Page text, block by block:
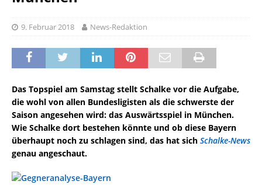
9. Februar 2018 News-Redaktion
Das Topspiel am Samstag stellt Schalke vor die Aufgabe,
die wohl von allen Bundesligisten als die schwerste der
Saison angesehen wird: das Auswärtsspiel in München.
Wie Schalke dort bestehen könnte und ob diese Bayern
überhaupt noch zu schlagen sind, das hat sich Schalke-News
genau angeschaut.